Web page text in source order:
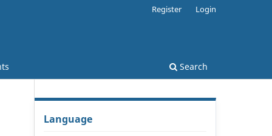
Search
Register Login
Language